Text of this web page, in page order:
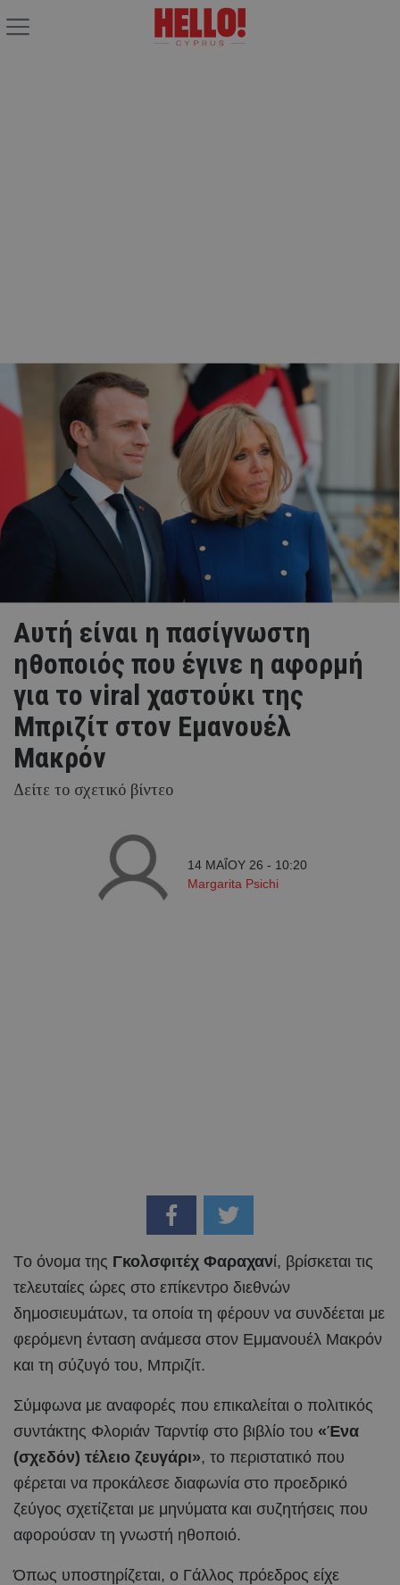
Αυτή είναι η πασίγνωστη
ηθοποιός που έγινε η αφορμή
για το viral χαστούκι της
Μπριζίτ στον Εμανουέλ
Μακρόν
Δείτε το σχετικό βίντεο
14 ΜΑΪ́ΟΥ 26 - 10:20
Margarita Psichi
Tο όνομα της Γκολσφιτέχ Φαραχανί, βρίσκεται τις
τελευταίες ώρες στο επίκεντρο διεθνών
δημοσιευμάτων, τα οποία τη φέρουν να συνδέεται με
φερόμενη ένταση ανάμεσα στον Εμμανουέλ Μακρόν
και τη σύζυγό του, Μπριζίτ.
Σύμφωνα με αναφορές που επικαλείται ο πολιτικός
συντάκτης Φλοριάν Ταρντίφ στο βιβλίο του «Ένα
(σχεδόν) τέλειο ζευγάρι», το περιστατικό που
φέρεται να προκάλεσε διαφωνία στο προεδρικό
ζεύγος σχετίζεται με μηνύματα και συζητήσεις που
αφορούσαν τη γνωστή ηθοποιό.
Όπως υποστηρίζεται, ο Γάλλος πρόεδρος είχε